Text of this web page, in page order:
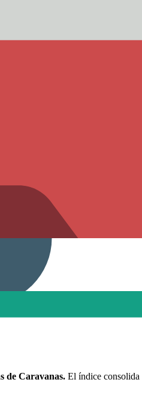
de Caravanas. El índice consolida